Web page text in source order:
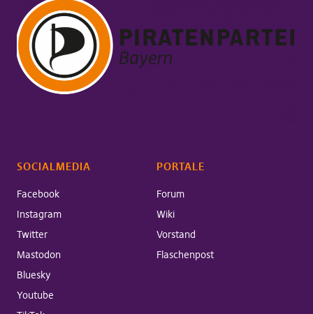
SOCIALMEDIA
Facebook
Instagram
Twitter
Mastodon
Bluesky
Youtube
PORTALE
Forum
Wiki
Vorstand
Flaschenpost